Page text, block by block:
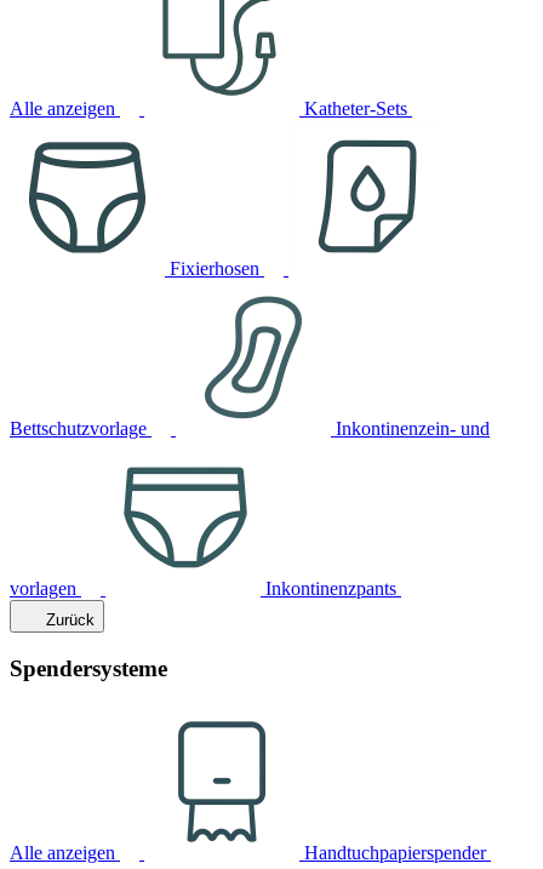
Alle anzeigen Katheter-Sets
Fixierhosen
Bettschutzvorlage Inkontinenzein- und
vorlagen Inkontinenzpants
Zurück
Spendersysteme
Alle anzeigen Handtuchpapierspender